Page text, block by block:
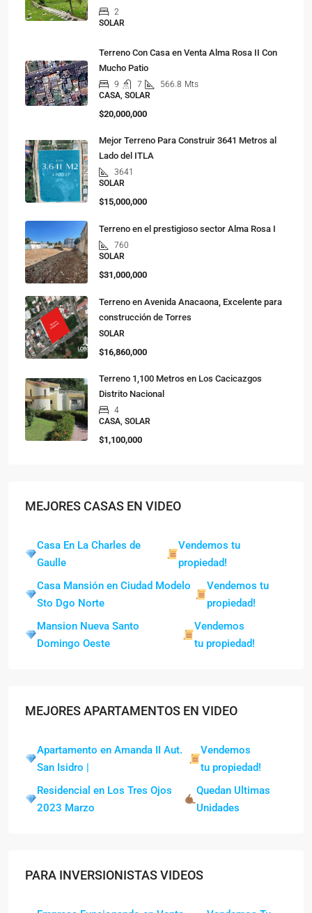
2
SOLAR
Terreno Con Casa en Venta Alma Rosa II Con
Mucho Patio
9 7 566.8 Mts
CASA, SOLAR
$20,000,000
Mejor Terreno Para Construir 3641 Metros al
Lado del ITLA
3641
SOLAR
$15,000,000
Terreno en el prestigioso sector Alma Rosa I
760
SOLAR
$31,000,000
Terreno en Avenida Anacaona, Excelente para
construcción de Torres
SOLAR
$16,860,000
Terreno 1,100 Metros en Los Cacicazgos
Distrito Nacional
4
CASA, SOLAR
$1,100,000
MEJORES CASAS EN VIDEO
Casa En La Charles de
Gaulle
Vendemos tu
propiedad!
Casa Mansión en Ciudad Modelo
Sto Dgo Norte
Vendemos tu
propiedad!
Mansion Nueva Santo
Domingo Oeste
Vendemos
tu propiedad!
MEJORES APARTAMENTOS EN VIDEO
Apartamento en Amanda II Aut.
San Isidro |
Vendemos
tu propiedad!
Residencial en Los Tres Ojos
2023 Marzo
Quedan Ultimas
Unidades
PARA INVERSIONISTAS VIDEOS